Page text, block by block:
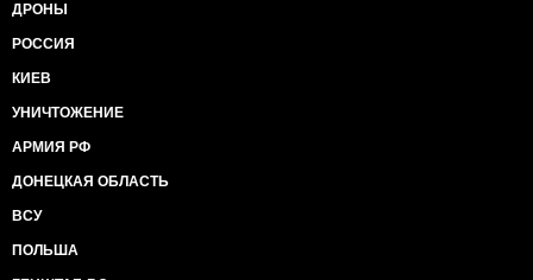
ДРОНЫ
РОССИЯ
КИЕВ
УНИЧТОЖЕНИЕ
АРМИЯ РФ
ДОНЕЦКАЯ ОБЛАСТЬ
ВСУ
ПОЛЬША